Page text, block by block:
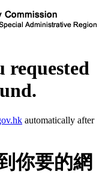
requested
automatically after
你要的網